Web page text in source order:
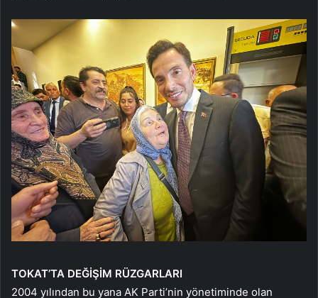
TOKAT’TA DEĞİŞİM RÜZGARLARI
2004 yılından bu yana AK Parti’nin yönetiminde olan